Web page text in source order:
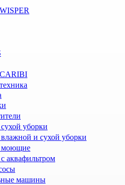
уборки
и сухой уборки
моющие
аквафильтром
машины